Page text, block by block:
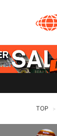
TOP >